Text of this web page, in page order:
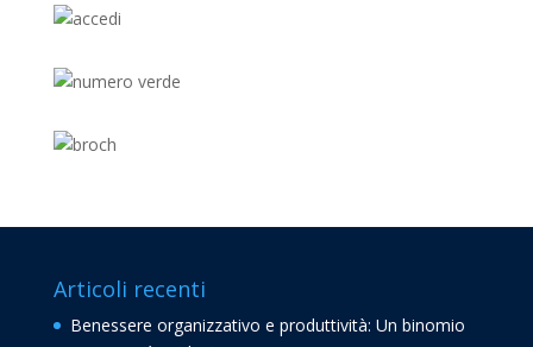
Articoli recenti
Benessere organizzativo e produttività: Un binomio